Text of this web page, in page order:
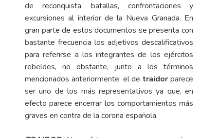
de reconquista, batallas, confrontaciones y
excursiones al interior de la Nueva Granada. En
gran parte de estos documentos se presenta con
bastante frecuencia los adjetivos descalificativos
para referirse a los integrantes de los ejércitos
rebeldes, no obstante, junto a los términos
mencionados anteriormente, el detraidor parece
ser uno de los más representativos ya que, en
efecto parece encerrar los comportamientos más
graves en contra de la corona española.